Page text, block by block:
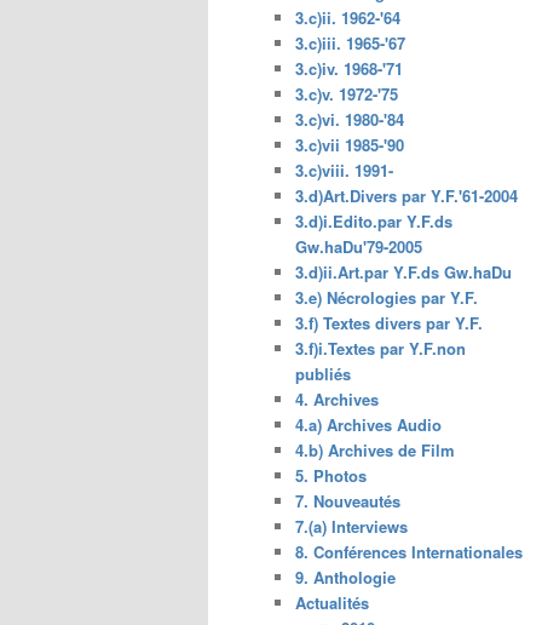
3.c)ii. 1962-'64
3.c)iii. 1965-'67
3.c)iv. 1968-'71
3.c)v. 1972-'75
3.c)vi. 1980-'84
3.c)vii 1985-'90
3.c)viii. 1991-
3.d)Art.Divers par Y.F.'61-2004
3.d)i.Edito.par Y.F.ds
Gw.haDu'79-2005
3.d)ii.Art.par Y.F.ds Gw.haDu
3.e) Nécrologies par Y.F.
3.f) Textes divers par Y.F.
3.f)i.Textes par Y.F.non
publiés
4. Archives
4.a) Archives Audio
4.b) Archives de Film
5. Photos
7. Nouveautés
7.(a) Interviews
8. Conférences Internationales
9. Anthologie
Actualités